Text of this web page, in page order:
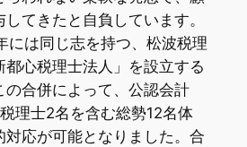
てきたと自負しています。
には同じ志を持つ、松波税理
心税理士法人」を設立する
の合併によって、公認会計
理士2名を含む総勢12名体
対応が可能となりました。合